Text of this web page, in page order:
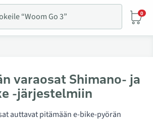
0
varaosat Shimano- ja
-järjestelmiin
auttavat pitämään e-bike-pyörän